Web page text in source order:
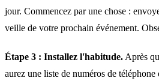
jour. Commencez par une chose :
veille de votre prochain événement.
Étape 3 : Installez l'habitude. Après
aurez une liste de numéros de